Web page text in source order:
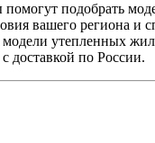
подобрать
вашего региона и
утепленных
доставкой по России.